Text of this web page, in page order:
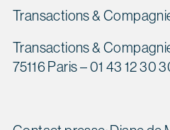
Transactions &
Transactions &
75116 Paris – 01 43 12 30